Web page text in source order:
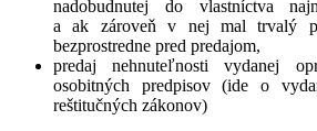
nadobudnutej do vlastníctva
a ak zároveň v nej mal trvalý
bezprostredne pred predajom,
predaj nehnuteľnosti vydanej
osobitných predpisov (ide o
reštitučných zákonov)